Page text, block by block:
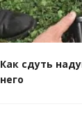
Как сдуть
него